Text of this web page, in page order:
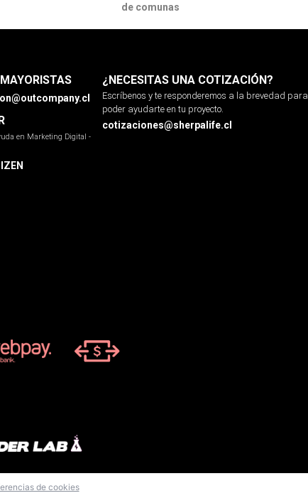
de comunas
en Marketing Digital -
¿NECESITAS UNA COTIZACIÓN?
Escríbenos y te responderemos a la brevedad para
poder ayudarte en tu proyecto.
cotizaciones@sherpalife.cl
de cookies